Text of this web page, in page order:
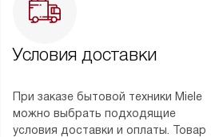
Условия доставки
При заказе бытовой техники Miele
можно выбрать подходящие
условия доставки и оплаты. Товар